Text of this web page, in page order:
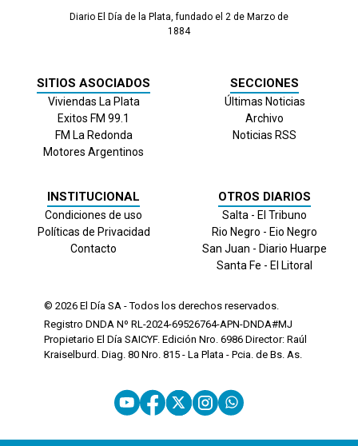
Diario El Día de la Plata, fundado el 2 de Marzo de
1884
SITIOS ASOCIADOS
Viviendas La Plata
Exitos FM 99.1
FM La Redonda
Motores Argentinos
SECCIONES
Últimas Noticias
Archivo
Noticias RSS
INSTITUCIONAL
Condiciones de uso
Políticas de Privacidad
Contacto
OTROS DIARIOS
Salta - El Tribuno
Rio Negro - Eio Negro
San Juan - Diario Huarpe
Santa Fe - El Litoral
© 2026 El Día SA - Todos los derechos reservados.
Registro DNDA Nº RL-2024-69526764-APN-DNDA#MJ
Propietario El Día SAICYF. Edición Nro. 6986 Director: Raúl
Kraiselburd. Diag. 80 Nro. 815 - La Plata - Pcia. de Bs. As.